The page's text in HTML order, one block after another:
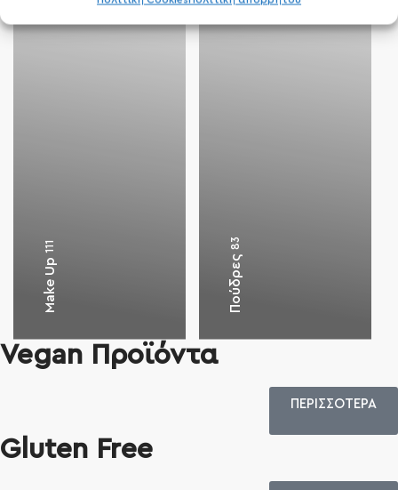
Make Up
111
Πούδρες
83
Vegan Προϊόντα
ΠΕΡΙΣΣΟΤΕΡΑ
Gluten Free